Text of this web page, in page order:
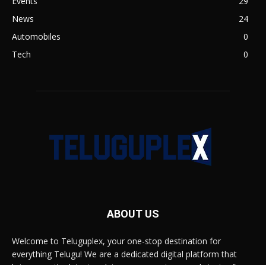
News
24
Automobiles
0
Tech
0
ABOUT US
Welcome to Teluguplex, your one-stop destination for
everything Telugu! We are a dedicated digital platform that